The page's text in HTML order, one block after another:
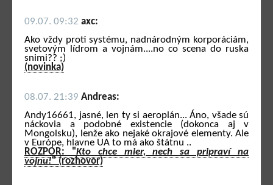
09.07. 09:32 axc:
Ako vždy proti systému, nadnárodným korporáciám,
svetovým lídrom a vojnám....no co scena do ruska
snimi?? ;)
(novinka)
08.07. 21:39 Andreas:
Andy16661, jasné, len ty si aeroplán... Áno, všade sú
náckovia a podobné existencie (dokonca aj v
Mongolsku), lenže ako nejaké okrajové elementy. Ale
v Európe, hlavne UA to má ako štátnu ..
ROZPOR: "Kto chce mier, nech sa pripraví na
vojnu!" (rozhovor)